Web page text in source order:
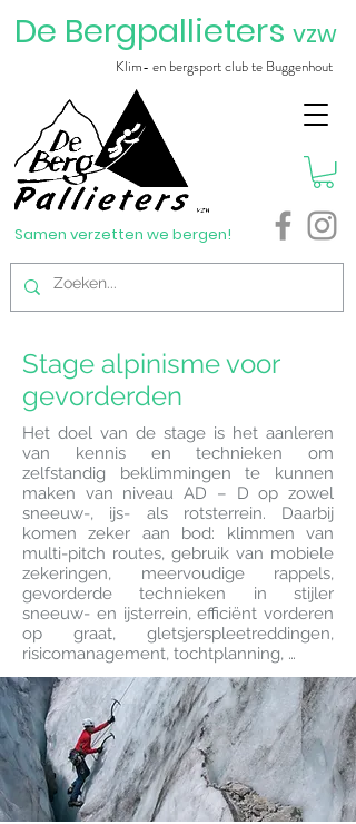
De Bergpallieters vzw
Klim- en bergsport club te Buggenhout
Samen verzetten we bergen!
Stage alpinisme voor
gevorderden
Het doel van de stage is het aanleren
van kennis en technieken om
zelfstandig beklimmingen te kunnen
maken van niveau AD – D op zowel
sneeuw-, ijs- als rotsterrein. Daarbij
komen zeker aan bod: klimmen van
multi-pitch routes, gebruik van mobiele
zekeringen, meervoudige rappels,
gevorderde technieken in stijler
sneeuw- en ijsterrein, efficiënt vorderen
op graat, gletsjerspleetreddingen,
risicomanagement, tochtplanning, …